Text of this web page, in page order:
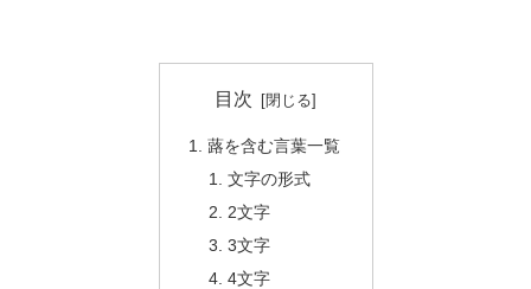
目次
蕗を含む言葉一覧
文字の形式
2文字
3文字
4文字